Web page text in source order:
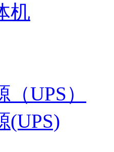
机
UPS）
(UPS)